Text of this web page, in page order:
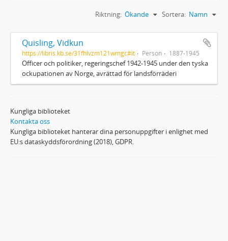
Sortera: Namn
Riktning: Ökande
Quisling, Vidkun
https://libris.kb.se/31fhlvzm121wmgc#it Person 1887-1945
Officer och politiker, regeringschef 1942-1945 under den tyska
ockupationen av Norge, avrättad för landsförräderi
Kungliga biblioteket
Kontakta oss
Kungliga biblioteket hanterar dina personuppgifter i enlighet med
EU:s dataskyddsförordning (2018), GDPR.